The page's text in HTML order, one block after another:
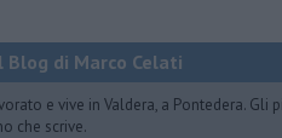
Blog di Marco Celati
e vive in Valdera, a Pontedera. Gli
che scrive.